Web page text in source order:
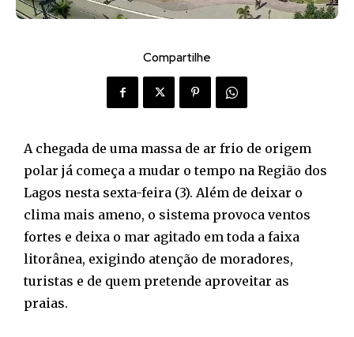
Compartilhe
A chegada de uma massa de ar frio de origem
polar já começa a mudar o tempo na Região dos
Lagos nesta sexta-feira (3). Além de deixar o
clima mais ameno, o sistema provoca ventos
fortes e deixa o mar agitado em toda a faixa
litorânea, exigindo atenção de moradores,
turistas e de quem pretende aproveitar as
praias.